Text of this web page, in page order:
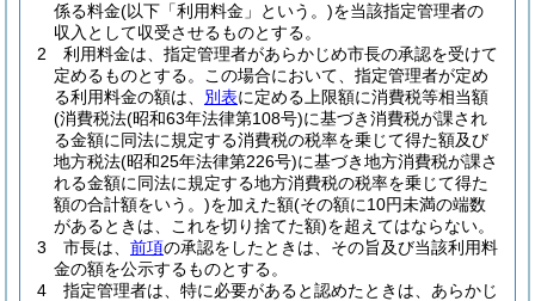
係る料金(以下「利用料金」という。)を当該指定管理者の
収入として収受させるものとする。
2
利用料金は、指定管理者があらかじめ市長の承認を受けて
定めるものとする。
この場合において、指定管理者が定め
る利用料金の額は、 別表に定める上限額に消費税等相当額
(消費税法(昭和63年法律第108号)に基づき消費税が課され
る金額に同法に規定する消費税の税率を乗じて得た額及び
地方税法(昭和25年法律第226号)に基づき地方消費税が課さ
れる金額に同法に規定する地方消費税の税率を乗じて得た
額の合計額をいう。)を加えた額(その額に10円未満の端数
があるときは、これを切り捨てた額)を超えてはならない。
3
市長は、 前項の承認をしたときは、その旨及び当該利用料
金の額を公示するものとする。
4
指定管理者は、特に必要があると認めたときは、あらかじ